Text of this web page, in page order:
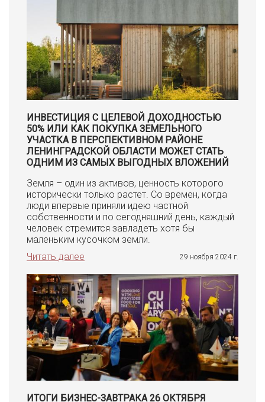
ИНВЕСТИЦИЯ С ЦЕЛЕВОЙ ДОХОДНОСТЬЮ
50% ИЛИ КАК ПОКУПКА ЗЕМЕЛЬНОГО
УЧАСТКА В ПЕРСПЕКТИВНОМ РАЙОНЕ
ЛЕНИНГРАДСКОЙ ОБЛАСТИ МОЖЕТ СТАТЬ
ОДНИМ ИЗ САМЫХ ВЫГОДНЫХ ВЛОЖЕНИЙ
Земля – один из активов, ценность которого
исторически только растет. Со времен, когда
люди впервые приняли идею частной
собственности и по сегодняшний день, каждый
человек стремится завладеть хотя бы
маленьким кусочком земли.
Читать далее
29 ноября 2024 г.
ИТОГИ БИЗНЕС-ЗАВТРАКА 26 ОКТЯБРЯ